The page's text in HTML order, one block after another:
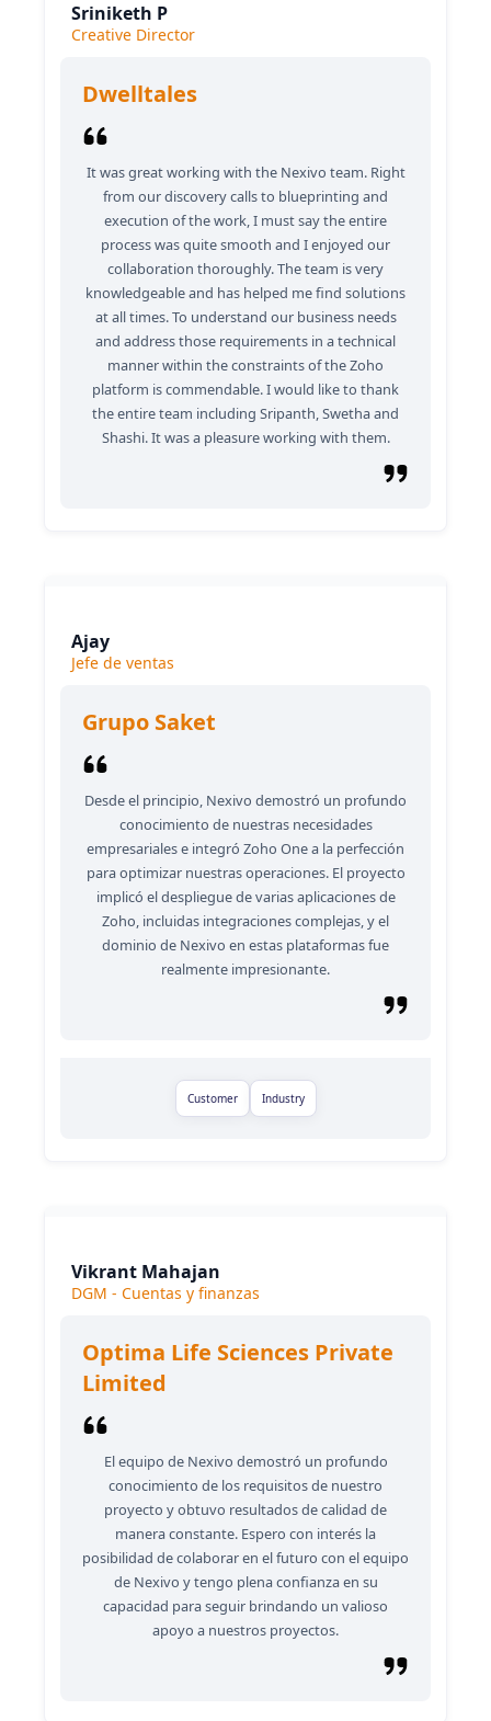
Sriniketh P
Creative Director
Dwelltales
It was great working with the Nexivo team. Right
from our discovery calls to blueprinting and
execution of the work, I must say the entire
process was quite smooth and I enjoyed our
collaboration thoroughly. The team is very
knowledgeable and has helped me find solutions
at all times. To understand our business needs
and address those requirements in a technical
manner within the constraints of the Zoho
platform is commendable. I would like to thank
the entire team including Sripanth, Swetha and
Shashi. It was a pleasure working with them.
Ajay
Jefe de ventas
Grupo Saket
Desde el principio, Nexivo demostró un profundo
conocimiento de nuestras necesidades
empresariales e integró Zoho One a la perfección
para optimizar nuestras operaciones. El proyecto
implicó el despliegue de varias aplicaciones de
Zoho, incluidas integraciones complejas, y el
dominio de Nexivo en estas plataformas fue
realmente impresionante.
Customer Industry
Vikrant Mahajan
DGM - Cuentas y finanzas
Optima Life Sciences Private
Limited
El equipo de Nexivo demostró un profundo
conocimiento de los requisitos de nuestro
proyecto y obtuvo resultados de calidad de
manera constante. Espero con interés la
posibilidad de colaborar en el futuro con el equipo
de Nexivo y tengo plena confianza en su
capacidad para seguir brindando un valioso
apoyo a nuestros proyectos.